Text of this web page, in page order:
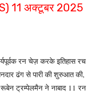
11 अक्टूबर 2025
रन चेज़ करके इतिहास रच
ढंग से पारी की शुरुआत की,
ट्रम्पेलमैन ने नाबाद 11 रन